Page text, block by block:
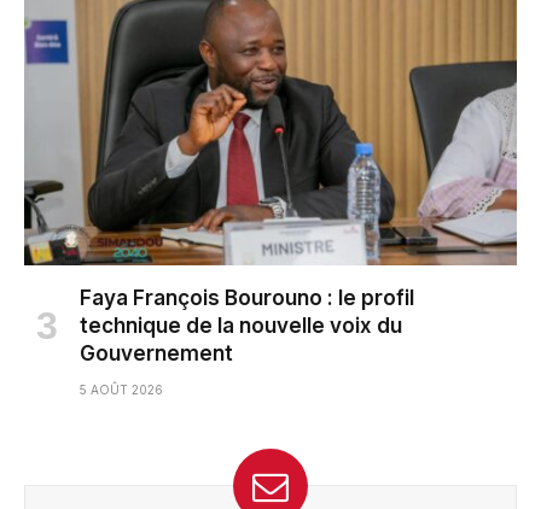
Faya François Bourouno : le profil
technique de la nouvelle voix du
Gouvernement
5 AOÛT 2026